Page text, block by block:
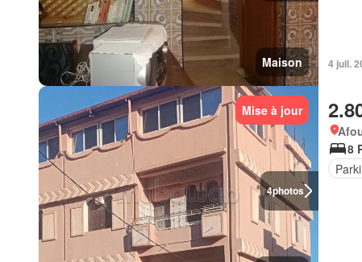
Maison 4 juil.
4photos
Mise à jour
8